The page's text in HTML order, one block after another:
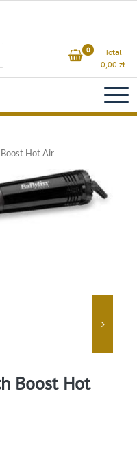
0
Total
0,00 zł
Hot Air
Boost Hot